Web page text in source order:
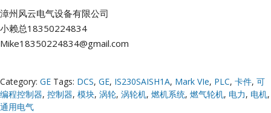
漳州风云电气设备有限公司
小赖总18350224834
Mike18350224834@gmail.com
Category: GE Tags: DCS, GE, IS230SAISH1A, Mark VIe, PLC, 卡件, 可
编程控制器, 控制器, 模块, 涡轮, 涡轮机, 燃机系统, 燃气轮机, 电力, 电机,
通用电气